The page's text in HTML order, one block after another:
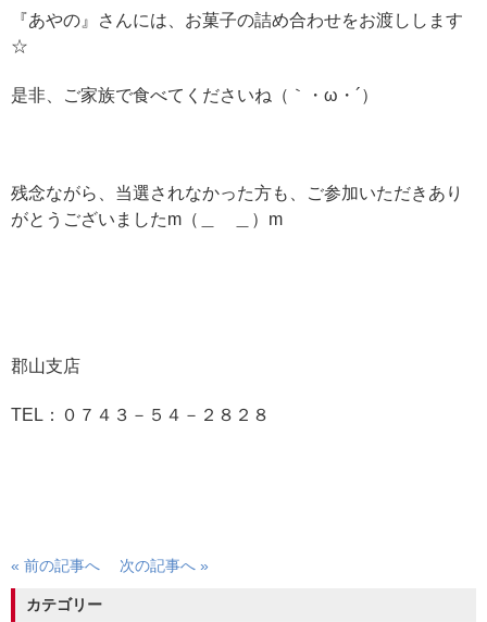
『あやの』さんには、お菓子の詰め合わせをお渡しします
☆
是非、ご家族で食べてくださいね（｀・ω・´）
残念ながら、当選されなかった方も、ご参加いただきあり
がとうございましたm（＿ ＿）m
郡山支店
TEL：０７４３－５４－２８２８
« 前の記事へ 次の記事へ »
カテゴリー